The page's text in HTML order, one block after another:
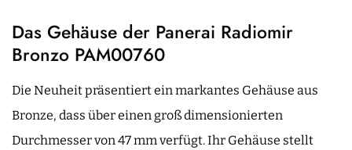
Das Gehäuse der Panerai Radiomir
Bronzo PAM00760
Die Neuheit präsentiert ein markantes Gehäuse aus
Bronze, dass über einen groß dimensionierten
Durchmesser von 47 mm verfügt. Ihr Gehäuse stellt